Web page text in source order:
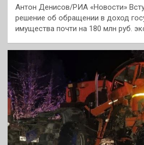
Антон Денисов/РИА «Новости»
решение об обращении в доход
имущества почти на 180 млн руб.